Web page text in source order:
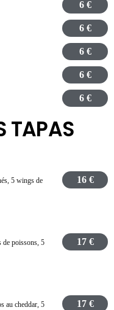
6 €
6 €
6 €
6 €
6 €
TAPAS
5 wings de
16 €
de poissons, 5
17 €
au cheddar, 5
17 €